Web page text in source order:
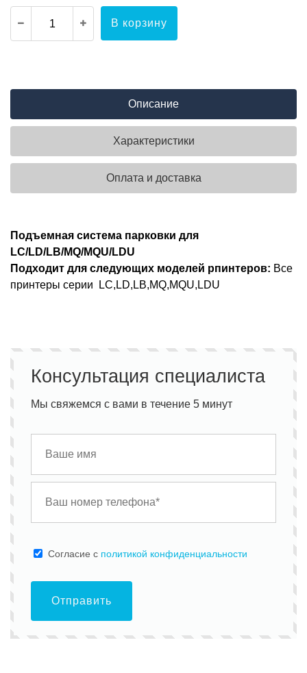
В корзину
Описание
Характеристики
Оплата и доставка
Подъемная система парковки для
LC/LD/LB/MQ/MQU/LDU
Подходит для следующих моделей рпинтеров: Все
принтеры серии LC,LD,LB,MQ,MQU,LDU
Консультация специалиста
Мы свяжемся с вами в течение 5 минут
Cогласие с политикой конфиденциальности
Отправить